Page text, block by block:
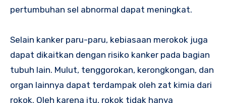
pertumbuhan sel abnormal dapat meningkat.
Selain kanker paru-paru, kebiasaan merokok juga
dapat dikaitkan dengan risiko kanker pada bagian
tubuh lain. Mulut, tenggorokan, kerongkongan, dan
organ lainnya dapat terdampak oleh zat kimia dari
rokok. Oleh karena itu, rokok tidak hanya